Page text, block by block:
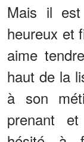
Mais il
heureux et
aime
haut de la
à son
prenant